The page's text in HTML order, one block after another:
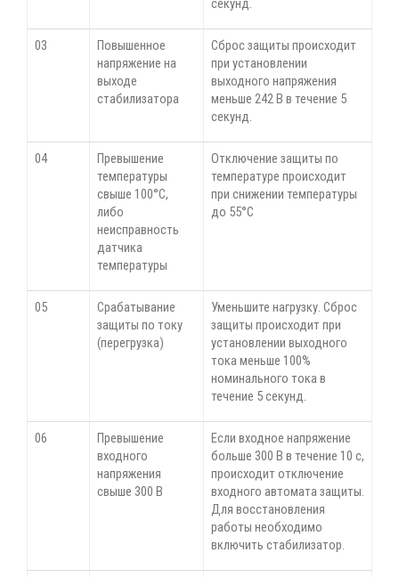
03
Повышенное
напряжение на
выходе
стабилизатора
Сброс защиты происходит
при установлении
выходного напряжения
меньше 242 В в течение 5
секунд.
04
Превышение
температуры
свыше 100°С,
либо
неисправность
датчика
температуры
Отключение защиты по
температуре происходит
при снижении температуры
до 55°С
05
Срабатывание
защиты по току
(перегрузка)
Уменьшите нагрузку. Сброс
защиты происходит при
установлении выходного
тока меньше 100%
номинального тока в
течение 5 секунд.
06
Превышение
входного
напряжения
свыше 300 В
Если входное напряжение
больше 300 В в течение 10 с,
происходит отключение
входного автомата защиты.
Для восстановления
работы необходимо
включить стабилизатор.